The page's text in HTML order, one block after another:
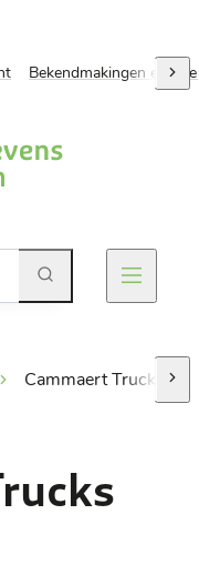
Houtem
Bekendmakingen en
Menu
Cammaert Trucks